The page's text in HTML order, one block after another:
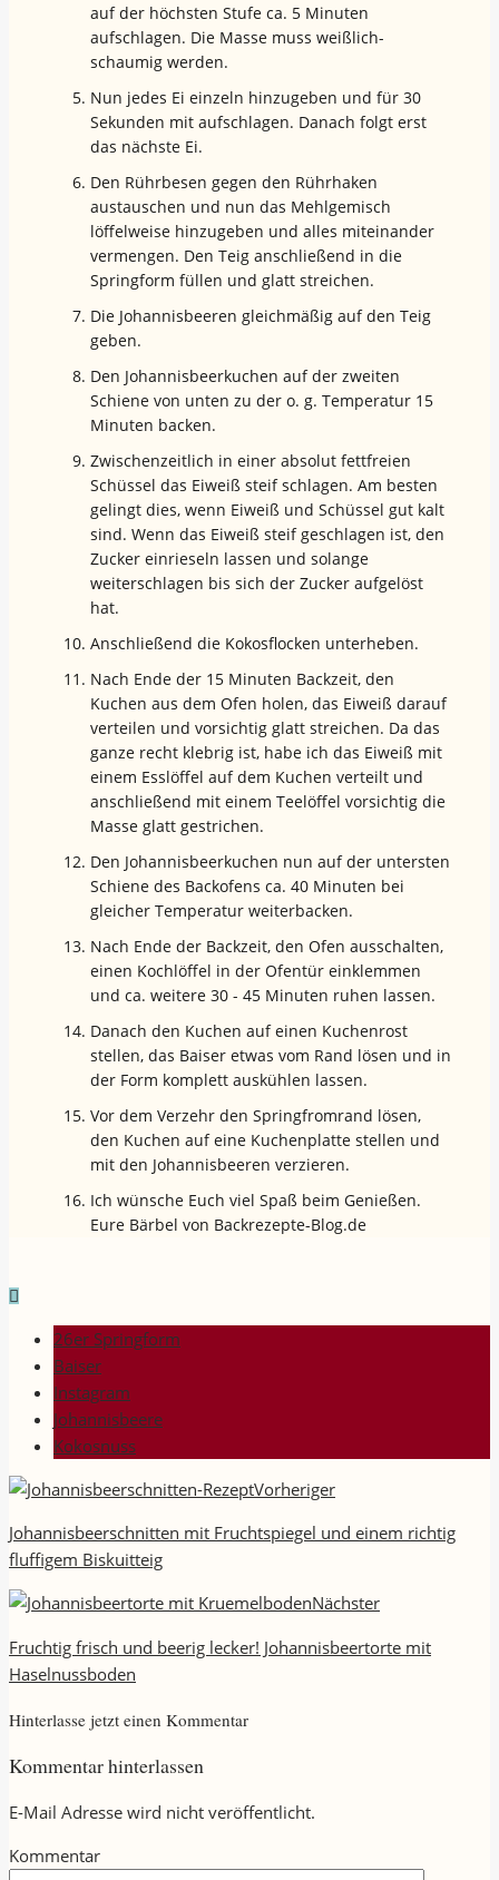
auf der höchsten Stufe ca. 5 Minuten
aufschlagen. Die Masse muss weißlich-
schaumig werden.
Nun jedes Ei einzeln hinzugeben und für 30
Sekunden mit aufschlagen. Danach folgt erst
das nächste Ei.
Den Rührbesen gegen den Rührhaken
austauschen und nun das Mehlgemisch
löffelweise hinzugeben und alles miteinander
vermengen. Den Teig anschließend in die
Springform füllen und glatt streichen.
Die Johannisbeeren gleichmäßig auf den Teig
geben.
Den Johannisbeerkuchen auf der zweiten
Schiene von unten zu der o. g. Temperatur 15
Minuten backen.
Zwischenzeitlich in einer absolut fettfreien
Schüssel das Eiweiß steif schlagen. Am besten
gelingt dies, wenn Eiweiß und Schüssel gut kalt
sind. Wenn das Eiweiß steif geschlagen ist, den
Zucker einrieseln lassen und solange
weiterschlagen bis sich der Zucker aufgelöst
hat.
Anschließend die Kokosflocken unterheben.
Nach Ende der 15 Minuten Backzeit, den
Kuchen aus dem Ofen holen, das Eiweiß darauf
verteilen und vorsichtig glatt streichen. Da das
ganze recht klebrig ist, habe ich das Eiweiß mit
einem Esslöffel auf dem Kuchen verteilt und
anschließend mit einem Teelöffel vorsichtig die
Masse glatt gestrichen.
Den Johannisbeerkuchen nun auf der untersten
Schiene des Backofens ca. 40 Minuten bei
gleicher Temperatur weiterbacken.
Nach Ende der Backzeit, den Ofen ausschalten,
einen Kochlöffel in der Ofentür einklemmen
und ca. weitere 30 - 45 Minuten ruhen lassen.
Danach den Kuchen auf einen Kuchenrost
stellen, das Baiser etwas vom Rand lösen und in
der Form komplett auskühlen lassen.
Vor dem Verzehr den Springfromrand lösen,
den Kuchen auf eine Kuchenplatte stellen und
mit den Johannisbeeren verzieren.
Ich wünsche Euch viel Spaß beim Genießen.
Eure Bärbel von Backrezepte-Blog.de
26er Springform
Baiser
Instagram
Johannisbeere
Kokosnuss
Vorheriger
Johannisbeerschnitten mit Fruchtspiegel und einem richtig
fluffigem Biskuitteig
Nächster
Fruchtig frisch und beerig lecker! Johannisbeertorte mit
Haselnussboden
Hinterlasse jetzt einen Kommentar
Kommentar hinterlassen
E-Mail Adresse wird nicht veröffentlicht.
Kommentar